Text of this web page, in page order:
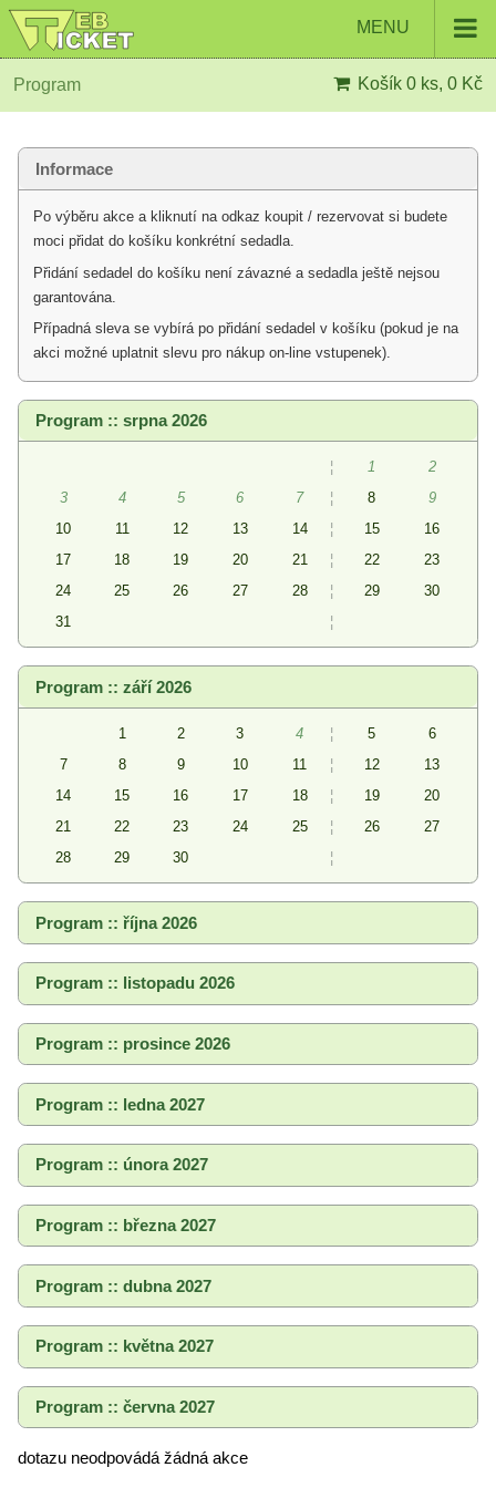
MENU
Program Košík 0 ks, 0 Kč
Informace
Po výběru akce a kliknutí na odkaz koupit / rezervovat si budete
moci přidat do košíku konkrétní sedadla.
Přidání sedadel do košíku není závazné a sedadla ještě nejsou
garantována.
Případná sleva se vybírá po přidání sedadel v košíku (pokud je na
akci možné uplatnit slevu pro nákup on-line vstupenek).
Program :: srpna 2026
¦ 1
2
3
4 5 6 7 ¦ 8
9
10
11 12 13 14 ¦ 15
16
17
18 19 20 21 ¦ 22
23
24
25 26 27 28 ¦ 29
30
31
¦
Program :: září 2026
1 2 3 4 ¦ 5
6
7
8 9 10 11 ¦ 12
13
14
15 16 17 18 ¦ 19
20
21
22 23 24 25 ¦ 26
27
28
29 30 ¦
Program :: října 2026
Program :: listopadu 2026
Program :: prosince 2026
Program :: ledna 2027
Program :: února 2027
Program :: března 2027
Program :: dubna 2027
Program :: května 2027
Program :: června 2027
dotazu neodpovádá žádná akce